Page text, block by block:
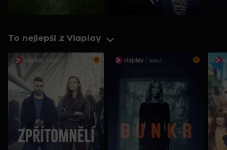
To nejlepší z Viaplay